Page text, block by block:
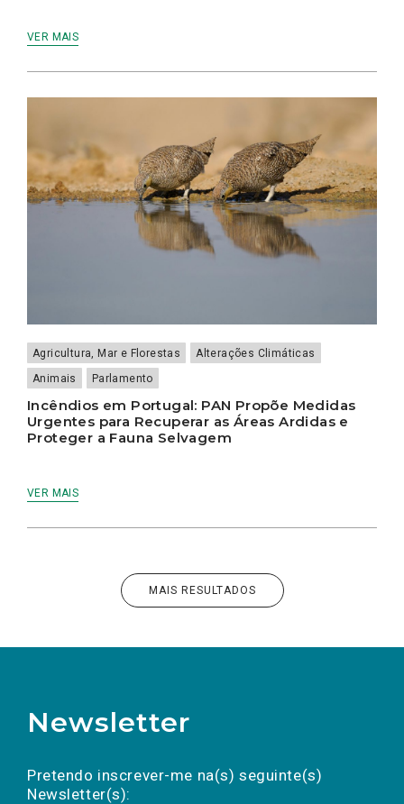
VER MAIS
Agricultura, Mar e Florestas
Alterações Climáticas
Animais
Parlamento
Incêndios em Portugal: PAN Propõe Medidas
Urgentes para Recuperar as Áreas Ardidas e
Proteger a Fauna Selvagem
VER MAIS
MAIS RESULTADOS
Newsletter
Pretendo inscrever-me na(s) seguinte(s)
Newsletter(s):
a(s) newsletter(s).
mail